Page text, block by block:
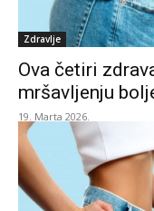
Zdravlje
Ova četiri
mršavljenju
19. Marta 2026.